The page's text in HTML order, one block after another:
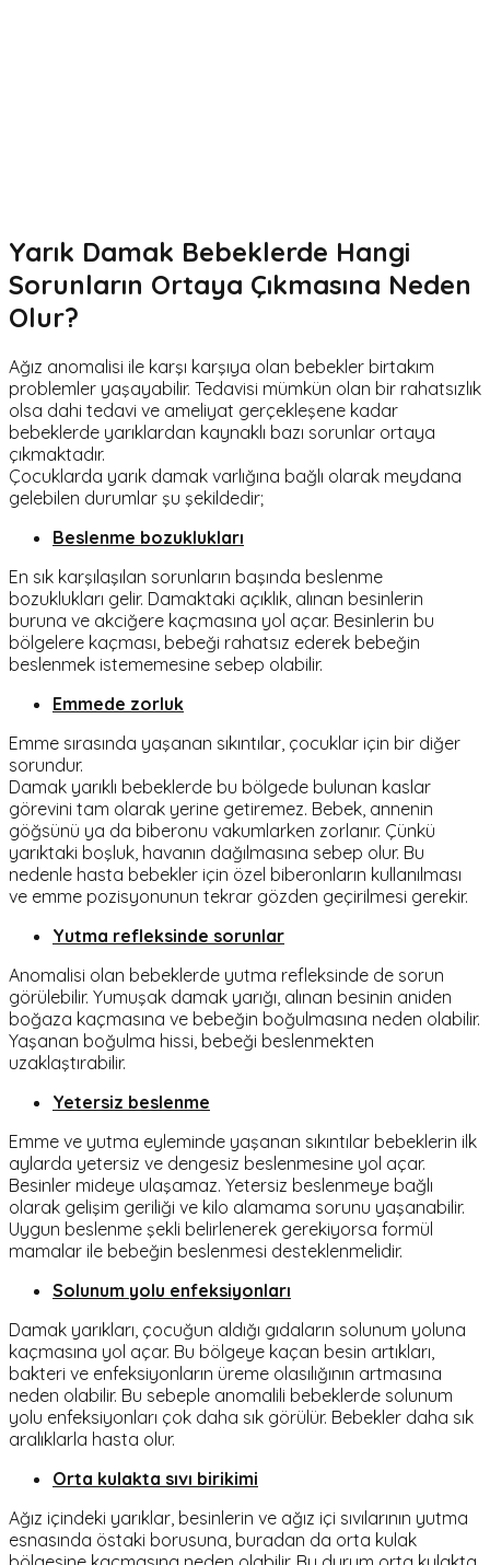
Yarık Damak Bebeklerde Hangi
Sorunların Ortaya Çıkmasına Neden
Olur?
Ağız anomalisi ile karşı karşıya olan bebekler birtakım
problemler yaşayabilir. Tedavisi mümkün olan bir rahatsızlık
olsa dahi tedavi ve ameliyat gerçekleşene kadar
bebeklerde yarıklardan kaynaklı bazı sorunlar ortaya
çıkmaktadır.
Çocuklarda yarık damak varlığına bağlı olarak meydana
gelebilen durumlar şu şekildedir;
Beslenme bozuklukları
En sık karşılaşılan sorunların başında beslenme
bozuklukları gelir. Damaktaki açıklık, alınan besinlerin
buruna ve akciğere kaçmasına yol açar. Besinlerin bu
bölgelere kaçması, bebeği rahatsız ederek bebeğin
beslenmek istememesine sebep olabilir.
Emmede zorluk
Emme sırasında yaşanan sıkıntılar, çocuklar için bir diğer
sorundur.
Damak yarıklı bebeklerde bu bölgede bulunan kaslar
görevini tam olarak yerine getiremez. Bebek, annenin
göğsünü ya da biberonu vakumlarken zorlanır. Çünkü
yarıktaki boşluk, havanın dağılmasına sebep olur. Bu
nedenle hasta bebekler için özel biberonların kullanılması
ve emme pozisyonunun tekrar gözden geçirilmesi gerekir.
Yutma refleksinde sorunlar
Anomalisi olan bebeklerde yutma refleksinde de sorun
görülebilir. Yumuşak damak yarığı, alınan besinin aniden
boğaza kaçmasına ve bebeğin boğulmasına neden olabilir.
Yaşanan boğulma hissi, bebeği beslenmekten
uzaklaştırabilir.
Yetersiz beslenme
Emme ve yutma eyleminde yaşanan sıkıntılar bebeklerin ilk
aylarda yetersiz ve dengesiz beslenmesine yol açar.
Besinler mideye ulaşamaz. Yetersiz beslenmeye bağlı
olarak gelişim geriliği ve kilo alamama sorunu yaşanabilir.
Uygun beslenme şekli belirlenerek gerekiyorsa formül
mamalar ile bebeğin beslenmesi desteklenmelidir.
Solunum yolu enfeksiyonları
Damak yarıkları, çocuğun aldığı gıdaların solunum yoluna
kaçmasına yol açar. Bu bölgeye kaçan besin artıkları,
bakteri ve enfeksiyonların üreme olasılığının artmasına
neden olabilir. Bu sebeple anomalili bebeklerde solunum
yolu enfeksiyonları çok daha sık görülür. Bebekler daha sık
aralıklarla hasta olur.
Orta kulakta sıvı birikimi
Ağız içindeki yarıklar, besinlerin ve ağız içi sıvılarının yutma
esnasında östaki borusuna, buradan da orta kulak